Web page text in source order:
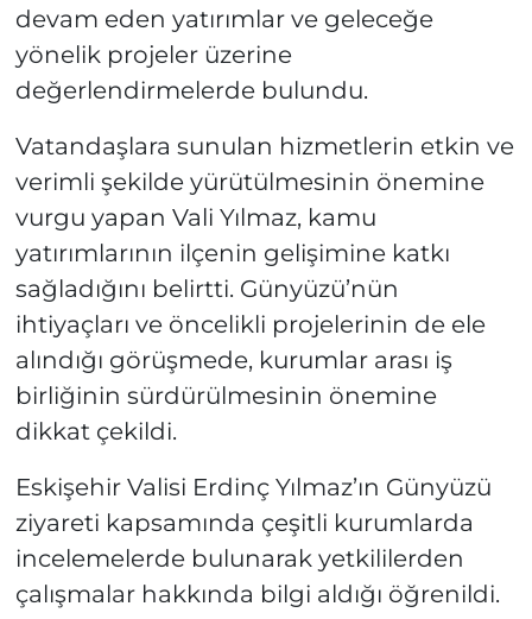
devam eden yatırımlar ve geleceğe
yönelik projeler üzerine
değerlendirmelerde bulundu.
Vatandaşlara sunulan hizmetlerin etkin ve
verimli şekilde yürütülmesinin önemine
vurgu yapan Vali Yılmaz, kamu
yatırımlarının ilçenin gelişimine katkı
sağladığını belirtti. Günyüzü’nün
ihtiyaçları ve öncelikli projelerinin de ele
alındığı görüşmede, kurumlar arası iş
birliğinin sürdürülmesinin önemine
dikkat çekildi.
Eskişehir Valisi Erdinç Yılmaz’ın Günyüzü
ziyareti kapsamında çeşitli kurumlarda
incelemelerde bulunarak yetkililerden
çalışmalar hakkında bilgi aldığı öğrenildi.